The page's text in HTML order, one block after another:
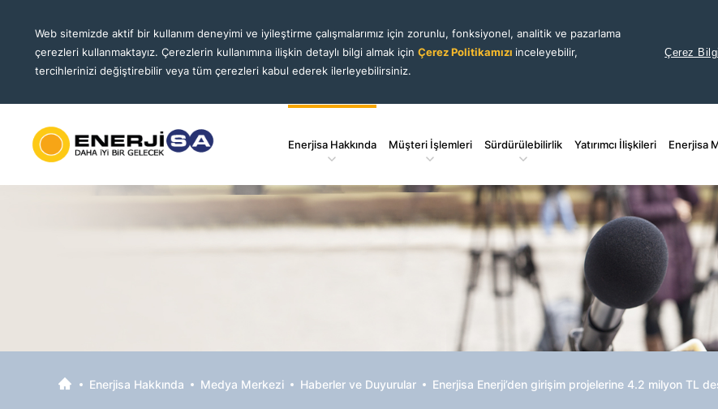
Web sitemizde aktif bir kullanım deneyimi ve iyileştirme çalışmalarımız için zorunlu, fonksiyonel, analitik ve pazarlama
çerezleri kullanmaktayız. Çerezlerin kullanımına ilişkin detaylı bilgi almak için Çerez Politikamızı inceleyebilir,
tercihlerinizi değiştirebilir veya tüm çerezleri kabul ederek ilerleyebilirsiniz.
Çerez
Enerjisa Hakkında Müşteri İşlemleri Sürdürülebilirlik Yatırımcı İlişkileri Enerjisa
Enerjisa Hakkında Medya Merkezi Haberler ve Duyurular Enerjisa Enerji’den girişim projelerine 4.2 milyon TL